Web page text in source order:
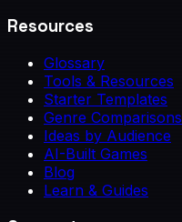
Resources
Glossary
Tools & Resources
Starter Templates
Genre Comparisons
Ideas by Audience
AI-Built Games
Blog
Learn & Guides